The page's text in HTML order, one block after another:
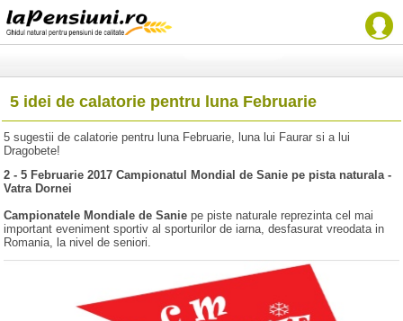
5 idei de calatorie pentru luna Februarie
5 sugestii de calatorie pentru luna Februarie, luna lui Faurar si a lui
Dragobete!
2 - 5 Februarie 2017 Campionatul Mondial de Sanie pe pista naturala -
Vatra Dornei
Campionatele Mondiale de Sanie pe piste naturale reprezinta cel mai
important eveniment sportiv al sporturilor de iarna, desfasurat vreodata in
Romania, la nivel de seniori.